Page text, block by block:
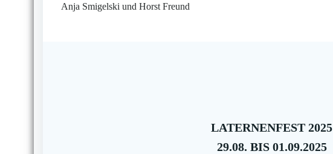
Anja Smigelski und Horst Freund
LATERNENFEST 2025
29.08. BIS 01.09.2025